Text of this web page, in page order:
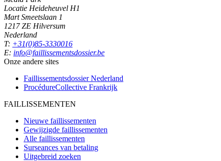
Locatie Heideheuvel H1
Mart Smeetslaan 1
1217 ZE Hilversum
Nederland
T: +31(0)85-3330016
E: info@faillissementsdossier.be
Onze andere sites
Faillissementsdossier Nederland
ProcédureCollective Frankrijk
FAILLISSEMENTEN
Nieuwe faillissementen
Gewijzigde faillissementen
Alle faillissementen
Surseances van betaling
Uitgebreid zoeken